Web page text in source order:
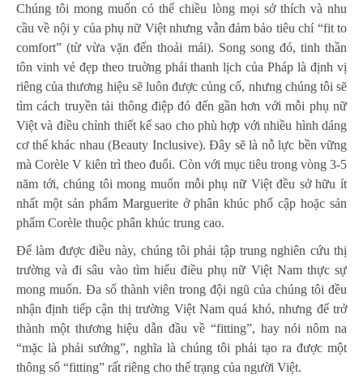
Chúng tôi mong muốn có thể chiều lòng mọi sở thích và nhu
cầu về nội y của phụ nữ Việt nhưng vẫn đảm bảo tiêu chí “fit to
comfort” (từ vừa vặn đến thoải mái). Song song đó, tinh thần
tôn vinh vẻ đẹp theo truờng phái thanh lịch của Pháp là định vị
riêng của thương hiệu sẽ luôn được củng cố, nhưng chúng tôi sẽ
tìm cách truyền tải thông điệp đó đến gần hơn với mỗi phụ nữ
Việt và điều chỉnh thiết kế sao cho phù hợp với nhiều hình dáng
cơ thể khác nhau (Beauty Inclusive). Đây sẽ là nỗ lực bền vững
mà Corèle V kiên trì theo đuổi. Còn với mục tiêu trong vòng 3-5
năm tới, chúng tôi mong muốn mỗi phụ nữ Việt đều sở hữu ít
nhất một sản phẩm Marguerite ở phân khúc phổ cập hoặc sản
phẩm Corèle thuộc phân khúc trung cao.
Để làm được điều này, chúng tôi phải tập trung nghiên cứu thị
trường và đi sâu vào tìm hiểu điều phụ nữ Việt Nam thực sự
mong muốn. Đa số thành viên trong đội ngũ của chúng tôi đều
nhận định tiếp cận thị trường Việt Nam quá khó, nhưng để trở
thành một thương hiệu dẫn đầu về “fitting”, hay nói nôm na
“mặc là phải sướng”, nghĩa là chúng tôi phải tạo ra được một
thông số “fitting” rất riêng cho thể trạng của người Việt.